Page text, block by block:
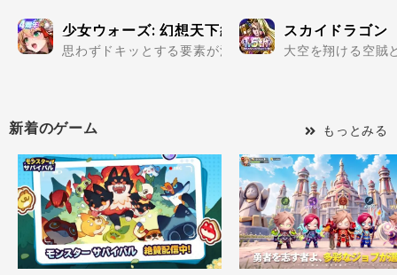
少女ウォーズ: 幻想天下統一戦
思わずドキッとする要素が満載の美少女だらけで楽し
スカイドラゴン
大空を翔ける空賊
新着のゲーム もっとみる